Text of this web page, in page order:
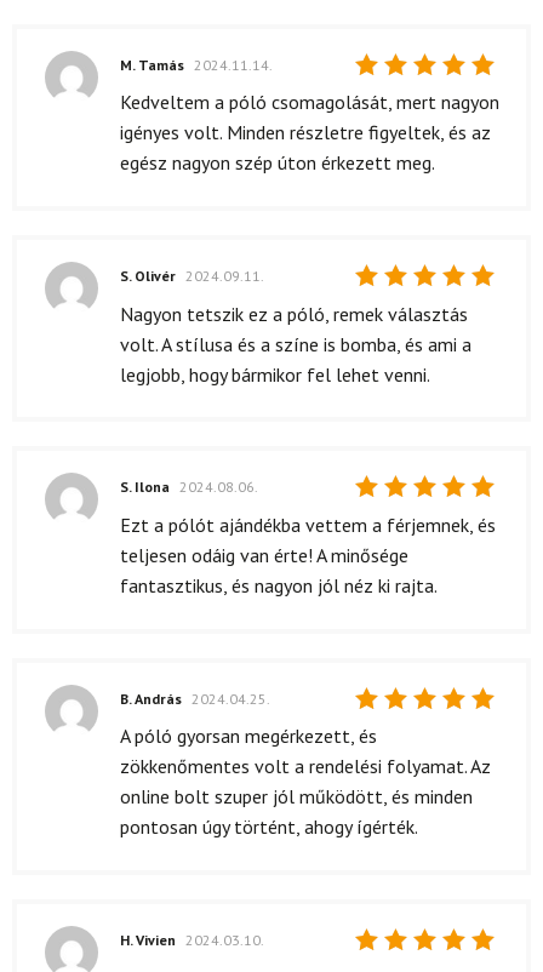
Értékelés:
/ 5
M. Tamás 2024.11.14.
Kedveltem a póló csomagolását, mert nagyon
igényes volt. Minden részletre figyeltek, és az
egész nagyon szép úton érkezett meg.
Értékelés:
S. Olivér 2024.09.11.
Nagyon tetszik ez a póló, remek választás
volt. A stílusa és a színe is bomba, és ami a
legjobb, hogy bármikor fel lehet venni.
Értékelés:
/ 5
S. Ilona 2024.08.06.
Ezt a pólót ajándékba vettem a férjemnek, és
teljesen odáig van érte! A minősége
fantasztikus, és nagyon jól néz ki rajta.
Értékelés:
B. András 2024.04.25.
A póló gyorsan megérkezett, és
zökkenőmentes volt a rendelési folyamat. Az
online bolt szuper jól működött, és minden
pontosan úgy történt, ahogy ígérték.
H. Vivien 2024.03.10.